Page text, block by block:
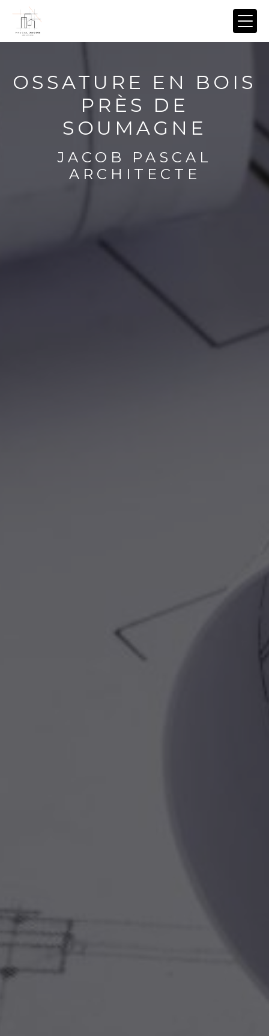
OSSATURE EN BOIS
PRÈS DE
SOUMAGNE
JACOB PASCAL
ARCHITECTE
Panneau de gestion des cookies